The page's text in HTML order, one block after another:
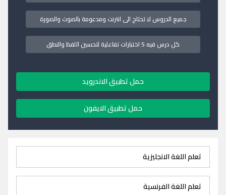
جميع الدروس لا تحتاج الى انترنت ومدعومة بالصوت والصورة
كل درس فيه 5 اختبارات تفاعلية لتحسين اللفظ والنطق
حمل تطبيق الاندرويد
حمل تطبيق الايفون
تعلم اللغة الانجليزية
تعلم اللغة الفرنسية